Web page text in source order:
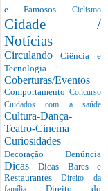
e Famosos Ciclismo
Cidade /
Notícias
CirculandoCiência e
Tecnologia
Coberturas/Eventos
Comportamento Concurso
Cuidados com a saúde
Cultura-Dança-
Teatro-Cinema
Curiosidades
Decoração Denúncia
DicasDicas Bares e
RestaurantesDireito da
Direito do